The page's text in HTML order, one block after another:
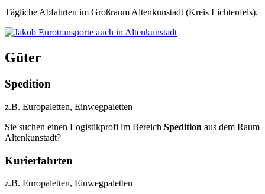
Tägliche Abfahrten im Großraum Altenkunstadt (Kreis Lichtenfels).
Güter
Spedition
z.B. Europaletten, Einwegpaletten
Sie suchen einen Logistikprofi im Bereich Spedition aus dem Raum
Altenkunstadt?
Kurierfahrten
z.B. Europaletten, Einwegpaletten